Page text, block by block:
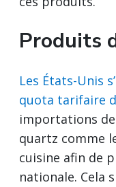
Produits
Les États-Unis
quota tarifaire
importations
quartz comme
cuisine afin de
nationale. Cela